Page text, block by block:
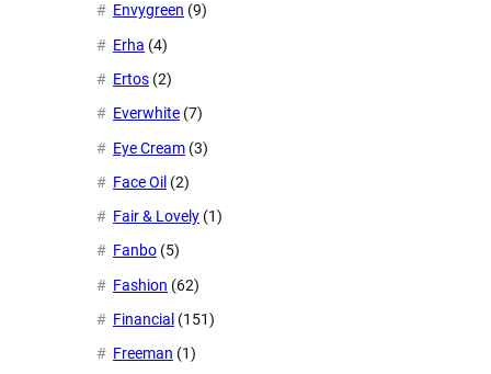
Envygreen (9)
Erha (4)
Ertos (2)
Everwhite (7)
Eye Cream (3)
Face Oil (2)
Fair & Lovely (1)
Fanbo (5)
Fashion (62)
Financial (151)
Freeman (1)